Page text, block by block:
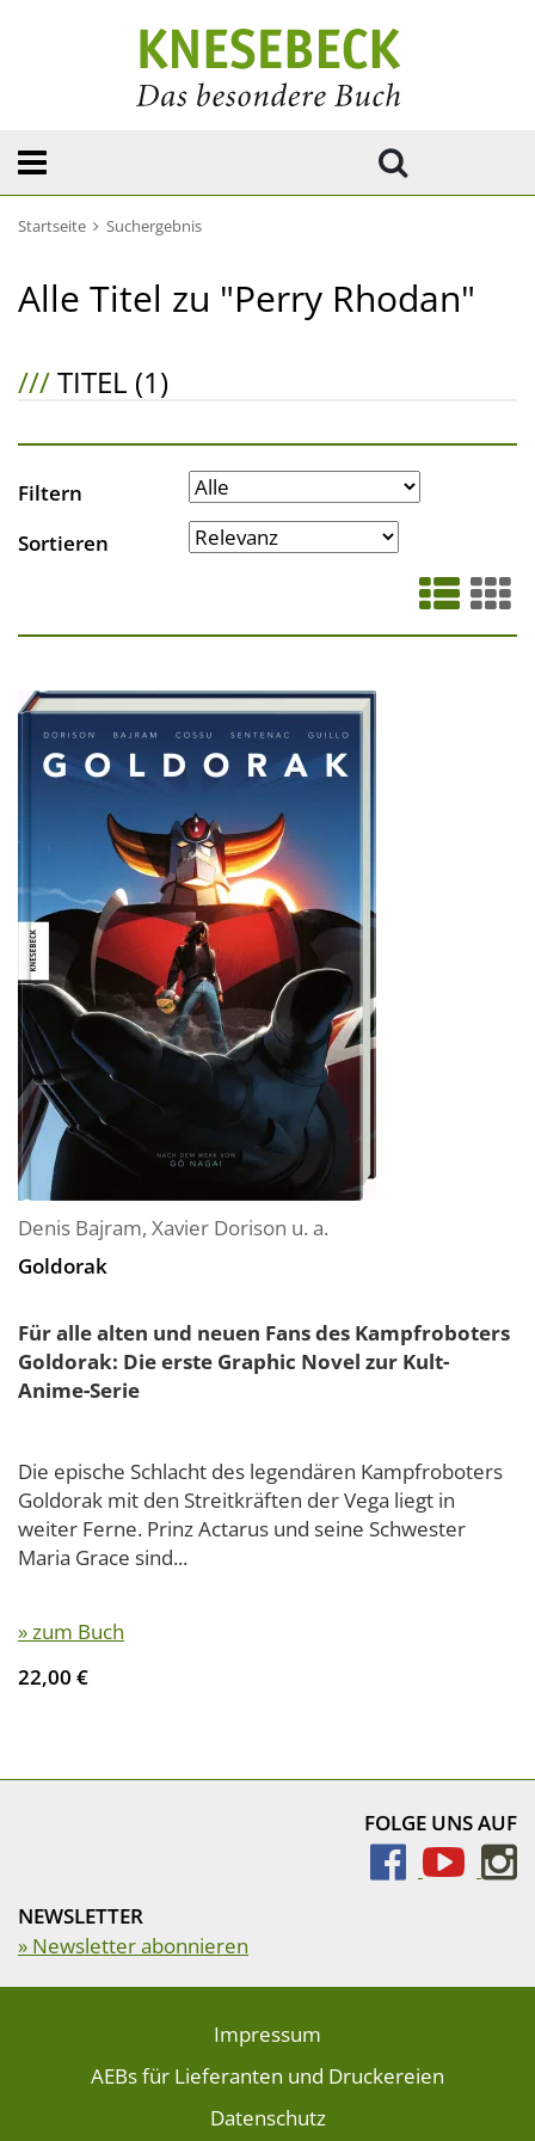
Startseite Suchergebnis
Alle Titel zu "Perry Rhodan"
///TITEL (1)
Filtern
Sortieren
Denis Bajram, Xavier Dorison u. a.
Goldorak
Für alle alten und neuen Fans des Kampfroboters
Goldorak: Die erste Graphic Novel zur Kult-
Anime-Serie
Die epische Schlacht des legendären Kampfroboters
Goldorak mit den Streitkräften der Vega liegt in
weiter Ferne. Prinz Actarus und seine Schwester
Maria Grace sind...
» zum Buch
22,00 €
FOLGE UNS AUF
NEWSLETTER
» Newsletter abonnieren
Impressum
AEBs für Lieferanten und Druckereien
Datenschutz